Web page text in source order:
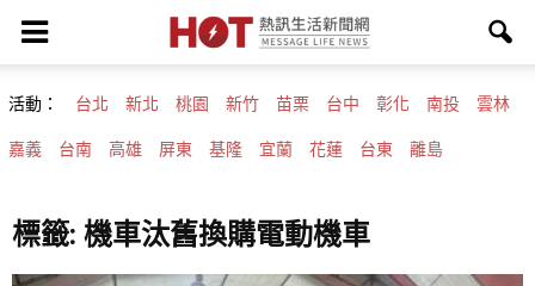
活動： 台北 新北 桃園 新竹 苗栗 台中 彰化 南投 雲林
嘉義 台南 高雄 屏東 基隆 宜蘭 花蓮 台東 離島
標籤: 機車汰舊換購電動機車